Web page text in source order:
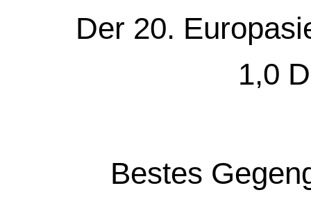
Der 20.
1,0
Bestes